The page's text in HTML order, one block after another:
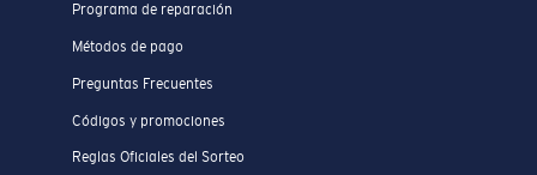
Programa de reparación
Métodos de pago
Preguntas Frecuentes
Códigos y promociones
Reglas Oficiales del Sorteo